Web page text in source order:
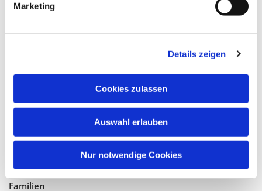
Marketing
Details zeigen
Cookies zulassen
Auswahl erlauben
Nur notwendige Cookies
Glaube
Bistumswallfahrt
Taufe, Kommunion & Trauung
Pfarreileben
Jugend
Familien